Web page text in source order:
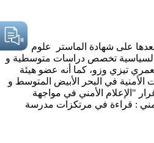
هو أستاذ و باحث جامعي في العلوم السياسية، من مواليد 29 أفريل 1986، متحصل على شهادة الليسانس في العلوم السياسية سنة 2009، و بعدها على شهادة الماستر علوم
في العلوم السياسية تخصص دراسات متوسطية و
السياسية بجامعة مولود معمري تيزي وزو، كما أنه عضو هيئة
في البحر الأبيض المتوسط و
"الإعلام الأمني في مواجهة
أمني : قراءة في مرتكزات مدرسة